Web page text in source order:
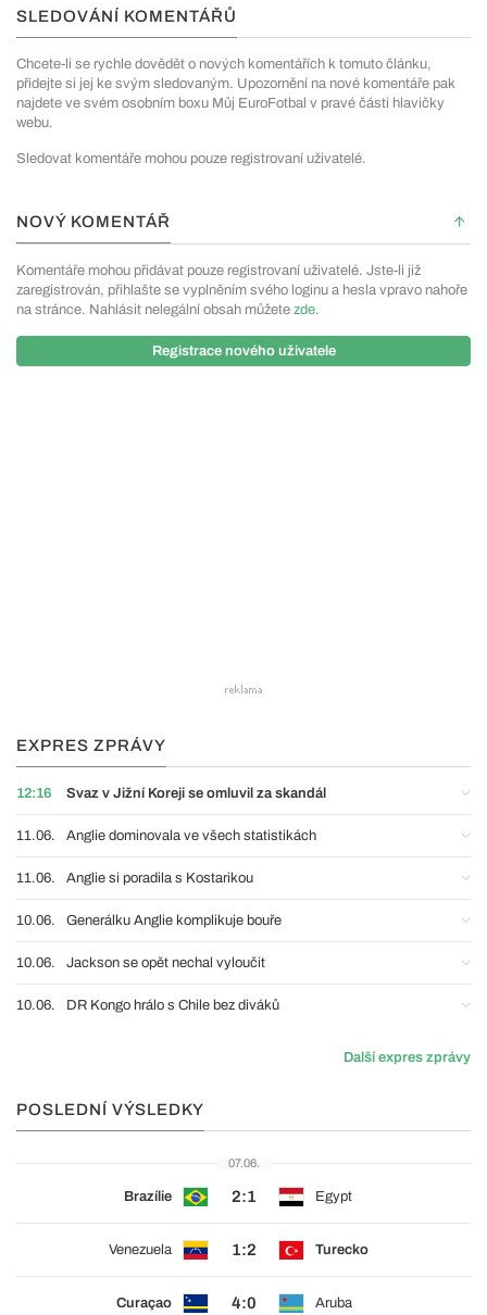
SLEDOVÁNÍ KOMENTÁŘŮ
Chcete-li se rychle dovědět o nových komentářích k tomuto článku,
přidejte si jej ke svým sledovaným. Upozornění na nové komentáře pak
najdete ve svém osobním boxu Můj EuroFotbal v pravé části hlavičky
webu.
Sledovat komentáře mohou pouze registrovaní uživatelé.
NOVÝ KOMENTÁŘ
Komentáře mohou přidávat pouze registrovaní uživatelé. Jste-li již
zaregistrován, přihlašte se vyplněním svého loginu a hesla vpravo nahoře
na stránce. Nahlásit nelegální obsah můžete zde.
Registrace nového uživatele
EXPRES ZPRÁVY
12:16 Svaz v Jižní Koreji se omluvil za skandál
11.06. Anglie dominovala ve všech statistikách
11.06. Anglie si poradila s Kostarikou
10.06. Generálku Anglie komplikuje bouře
10.06. Jackson se opět nechal vyloučit
10.06. DR Kongo hrálo s Chile bez diváků
Další expres zprávy
POSLEDNÍ VÝSLEDKY
07.06.
Brazílie 2:1 Egypt
Venezuela 1:2 Turecko
Curaçao 4:0 Aruba